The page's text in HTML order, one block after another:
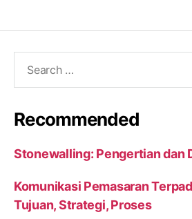
Recommended
Stonewalling: Pengertian dan
Komunikasi Pemasaran
Tujuan, Strategi, Proses